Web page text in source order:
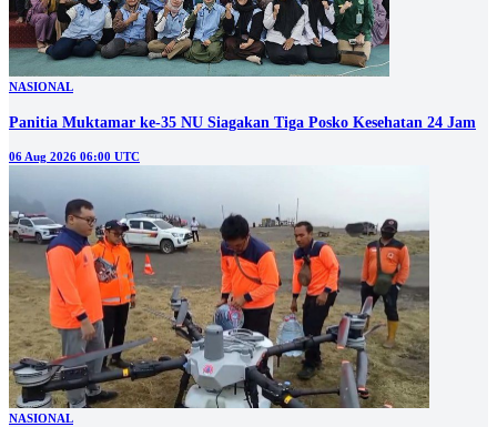
NASIONAL
Panitia Muktamar ke-35 NU Siagakan Tiga Posko Kesehatan 24 Jam
06 Aug 2026 06:00 UTC
NASIONAL